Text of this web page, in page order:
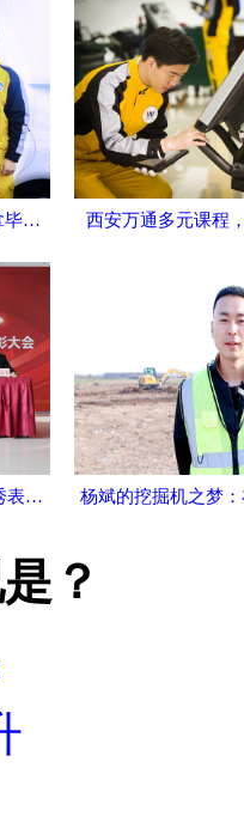
【圈重点】初中读不下去了，没拿毕业证可以来西安万通学技术吗？ 西安万通多元课程
西安万通汽车学校举行2024年优秀表彰典礼，共绘未来蓝图
？